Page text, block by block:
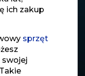
ich zakup
sprzęt
swojej